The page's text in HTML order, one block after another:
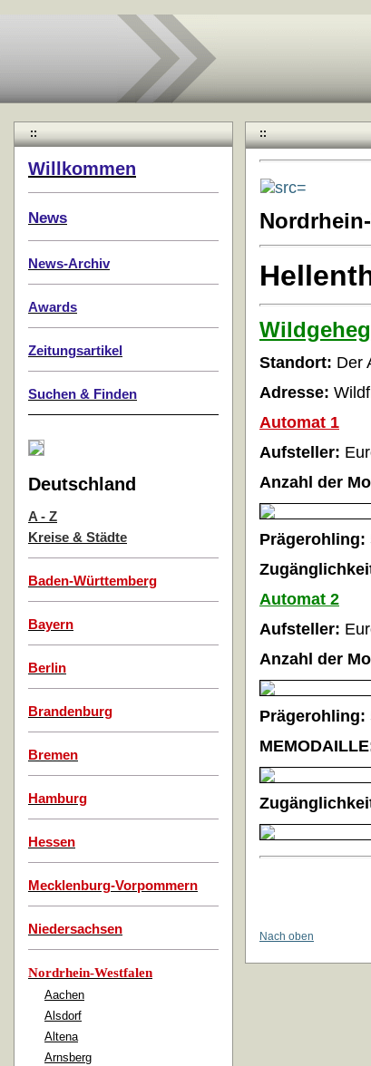
::
Willkommen
News
News-Archiv
Awards
Zeitungsartikel
Suchen & Finden
Deutschland
A - Z
Kreise & Städte
Baden-Württemberg
Bayern
Berlin
Brandenburg
Bremen
Hamburg
Hessen
Mecklenburg-Vorpommern
Niedersachsen
Nordrhein-Westfalen
Aachen
Alsdorf
Altena
Arnsberg
::
Standort: Der
Adresse:
Automat 1
Aufsteller:
Anzahl der
Prägerohling:
Automat 2
Aufsteller:
Anzahl der
Prägerohling:
MEMODAILLE
Nach oben